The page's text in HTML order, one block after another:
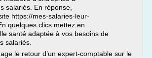
salariés. En réponse,
https://mes-salaries-leur-
quelques clics mettez en
santé adaptée à vos besoins de
salariés.
le retour d’un expert-comptable sur le